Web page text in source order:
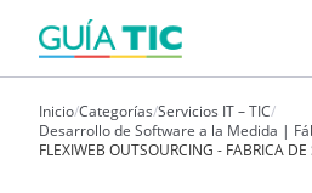
Inicio/Categorías/Servicios IT – TIC/
Desarrollo de Software a la Medida |
FLEXIWEB OUTSOURCING - FABRICA DE